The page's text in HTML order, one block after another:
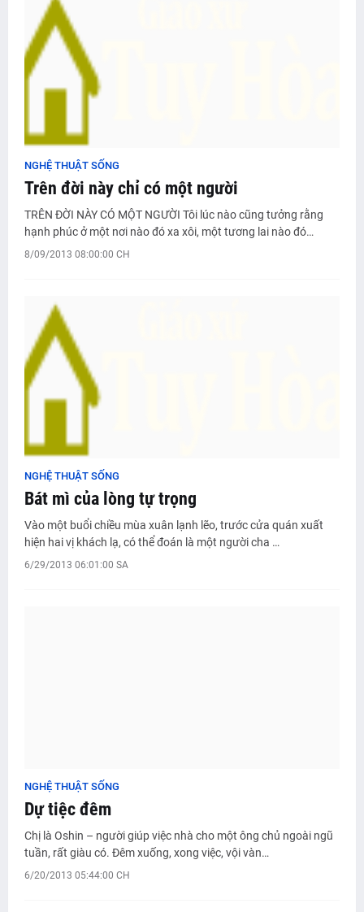
NGHỆ THUẬT SỐNG
Trên đời này chỉ có một người
TRÊN ĐỜI NÀY CÓ MỘT NGƯỜI Tôi lúc nào cũng tưởng rằng
hạnh phúc ở một nơi nào đó xa xôi, một tương lai nào đó…
8/09/2013 08:00:00 CH
NGHỆ THUẬT SỐNG
Bát mì của lòng tự trọng
Vào một buổi chiều mùa xuân lạnh lẽo, trước cửa quán xuất
hiện hai vị khách lạ, có thể đoán là một người cha …
6/29/2013 06:01:00 SA
NGHỆ THUẬT SỐNG
Dự tiệc đêm
Chị là Oshin – người giúp việc nhà cho một ông chủ ngoài ngũ
tuần, rất giàu có. Đêm xuống, xong việc, vội vàn…
6/20/2013 05:44:00 CH